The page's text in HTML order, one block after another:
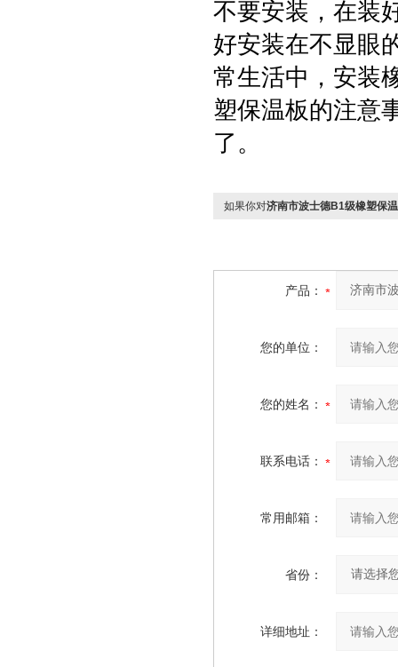
不要安装，在装
好安装在不显眼
常生活中，安装
塑保温板的注意
了。
如果你对济南市波士德B1级橡塑保
产品：
您的单位：
您的姓名：
联系电话：
常用邮箱：
省份：
详细地址：